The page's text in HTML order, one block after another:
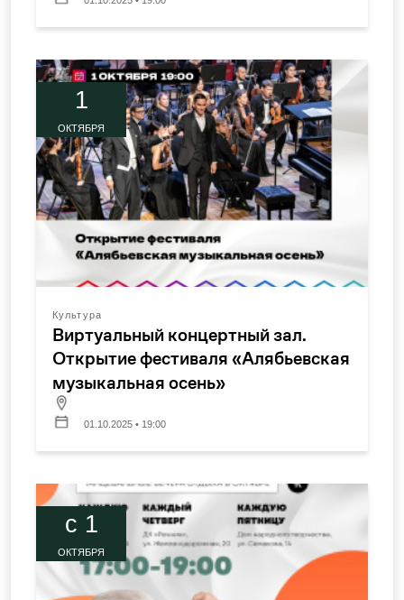
1
ОКТЯБРЯ
Культура
Виртуальный концертный зал.
Открытие фестиваля «Алябьевская
музыкальная осень»
01.10.2025 • 19:00
c 1
ОКТЯБРЯ